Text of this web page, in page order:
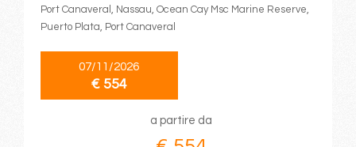
Port Canaveral, Nassau, Ocean Cay Msc Marine Reserve,
Puerto Plata, Port Canaveral
07/11/2026
€ 554
a partire da